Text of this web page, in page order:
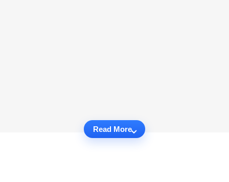
Read More